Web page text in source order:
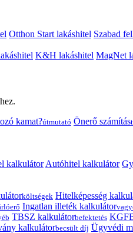
Otthon Start lakáshitel Szabad
K&H lakáshitel MagNet
kamat?útmutató Önerő számítás
kalkulátor Autóhitel kalkulátor
költségek Hitelképesség
Ingatlan illeték kalkulátor
TBSZ kalkulátorbefektetés
kalkulátorbecsült díj Ügyvédi